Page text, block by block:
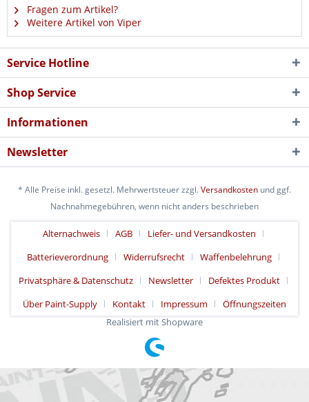
Fragen zum Artikel?
Weitere Artikel von Viper
Service Hotline
Shop Service
Informationen
Newsletter
* Alle Preise inkl. gesetzl. Mehrwertsteuer zzgl.Versandkosten und ggf.
Nachnahmegebühren, wenn nicht anders beschrieben
Alternachweis AGB
Liefer- und Versandkosten
Batterieverordnung
Widerrufsrecht
Waffenbelehrung
Privatsphäre & Datenschutz
Newsletter
Defektes Produkt
Über Paint-Supply
Kontakt Impressum
Öffnungszeiten
Realisiert mit Shopware